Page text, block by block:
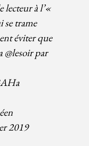
lecteur à l’«
se trame
éviter que
@lesoirpar
2019